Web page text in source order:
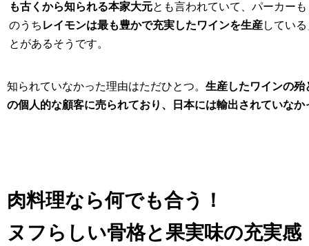
も古くから知られる本家大元とも言われていて、パーカー
のうち レイモンは最も豊かで充実したワインを生産してい
とがあるそうです。
知られていなかった理由はただひとつ。 生産したワインの殆
の個人的な顧客に売られており、日本には輸出されていなか
肉料理なら何でも合う！
ヌフらしい骨格と果実味の充実感